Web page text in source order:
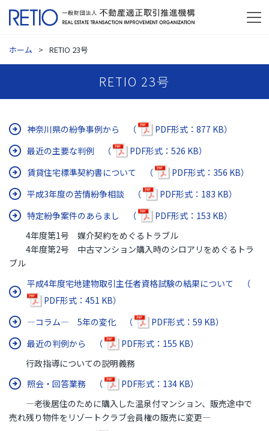
ホーム RETIO 23号
RETIO 23号
神奈川県の紛争事例から （
PDF形式：877 KB）
最近の主要な判例 （
PDF形式：526 KB）
賃貸住宅標準契約書について （
PDF形式：356 KB）
平成3年度の苦情紛争相談 （
PDF形式：183 KB）
特定紛争案件のあらまし （
PDF形式：153 KB）
4年度第1号 媒介契約をめぐるトラブル
4年度第2号 中古マンション購入時のシロアリをめぐるトラ
ブル
平成4年度宅地建物取引主任者資格試験の結果について （
PDF形式：451 KB）
―コラム― 5年の変化 （
PDF形式：59 KB）
最近の判例から （
PDF形式：155 KB）
行政指導についての説明義務
照会・回答業務 （
PDF形式：134 KB）
―老後居住のために購入した温泉付マンション、販売途中で
売れ残り物件をリゾートクラブ会員権の販売に変更―